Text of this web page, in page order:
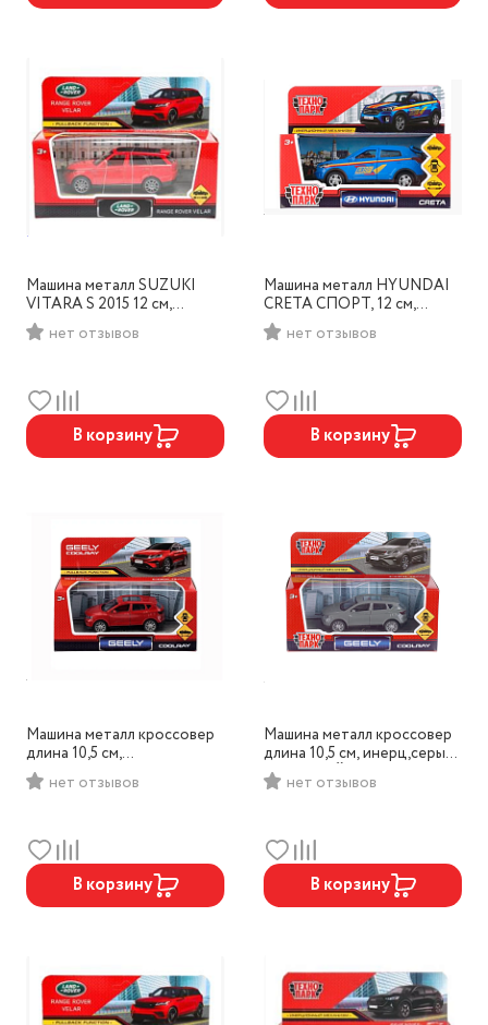
Машина металл SUZUKI
VITARA S 2015 12 см,
инерционная,Технопарк,
арт. VITARA-12-GDBK
нет отзывов
В корзину
Машина металл HYUNDAI
CRETA СПОРТ, 12 см,
двери,инерц.,кор.Технопар
к, арт. CRETA-S
нет отзывов
В корзину
Машина металл кроссовер
длина 10,5 см,
инерц,красный, Технопарк,
арт.GA-11-RD
нет отзывов
В корзину
Машина металл кроссовер
длина 10,5 см, инерц,серый
МАТОВЫЙ, Технопарк,
арт.GA-11-MATGR
нет отзывов
В корзину